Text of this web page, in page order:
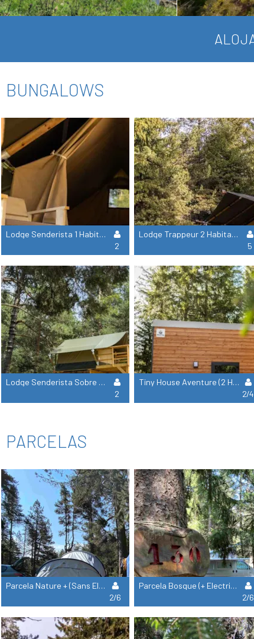
BUNGALOWS
Lodge Senderista 1 Habitacion (10 M2 / Kit Cocina)***Vue Riviere***
2
Lodge Trappeur 2 Habitaciones 25M2 (Cocina + Terraza) - Sin Baño
5
Lodge Senderista Sobre Pilotes (2 Plantas 12,5M2) - 1 Habitacion (8 M2) + Cocina
2
Tiny House Aventure (2 Habitaciones) ***En El Bosque*** ¡¡¡Nuevo Para 2024!!!
2/4
PARCELAS
Parcela Nature + (Sans Elec / Cerca Rio)
2/6
Parcela Bosque (+ Electricidad)
2/6